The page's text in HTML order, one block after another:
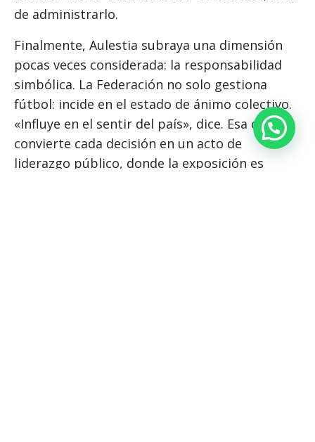
de administrarlo.
Finalmente, Aulestia subraya una dimensión
pocas veces considerada: la responsabilidad
simbólica. La Federación no solo gestiona
fútbol: incide en el estado de ánimo colectivo.
«Influye en el sentir del país», dice. Esa carga
convierte cada decisión en un acto de
liderazgo público, donde la exposición es